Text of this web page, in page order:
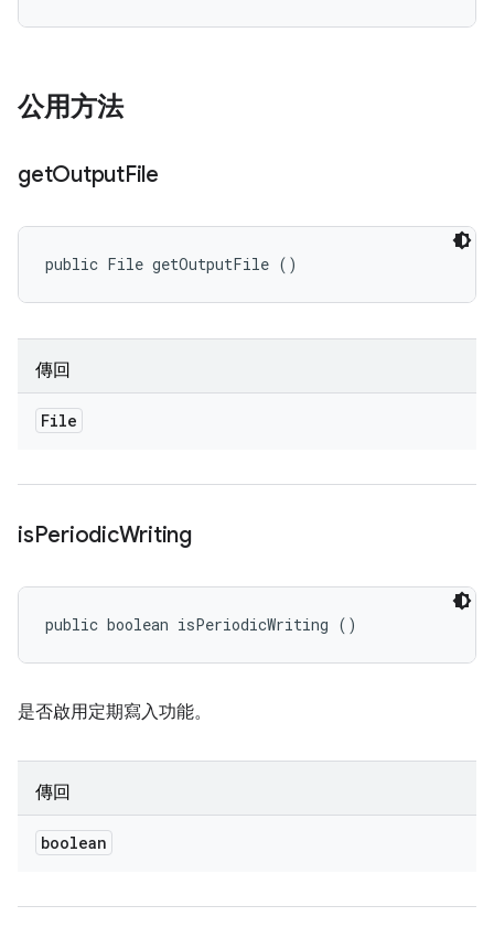
公用方法
getOutputFile
public File getOutputFile ()
傳回
File
isPeriodicWriting
public boolean isPeriodicWriting ()
是否啟用定期寫入功能。
傳回
boolean